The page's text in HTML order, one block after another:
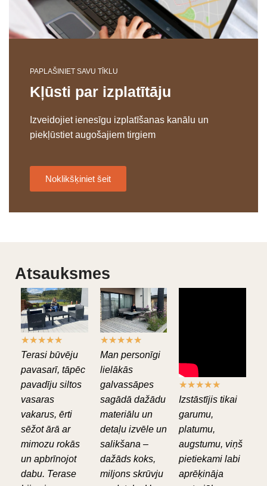
PAPLAŠINIET SAVU TĪKLU
Kļūsti par izplatītāju
Izveidojiet ienesīgu izplatīšanas kanālu un
piekļūstiet augošajiem tirgiem
Noklikšķiniet šeit
Atsauksmes
★★★★★
Terasi būvēju
pavasarī, tāpēc
pavadīju siltos
vasaras
vakarus, ērti
sēžot ārā ar
mimozu rokās
un apbrīnojot
dabu. Terase
★★★★★
Man personīgi
lielākās
galvassāpes
sagādā dažādu
materiālu un
detaļu izvēle un
salikšana –
dažāds koks,
miljons skrūvju
★★★★★
Izstāstījis tikai
garumu,
platumu,
augstumu, viņš
pietiekami labi
aprēķināja